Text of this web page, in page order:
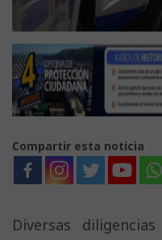
Compartir esta noticia
Diversas